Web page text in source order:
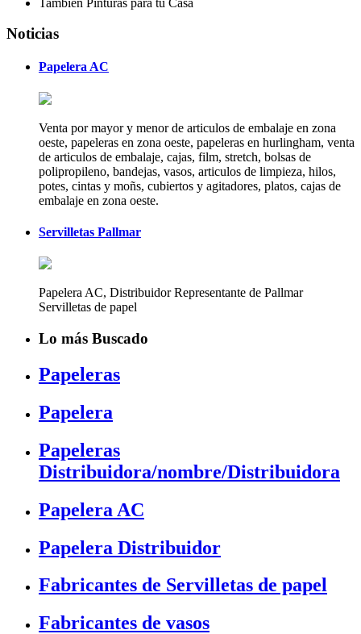
Noticias
Papelera AC
Venta por mayor y menor de articulos de embalaje en zona
oeste, papeleras en zona oeste, papeleras en hurlingham, venta
de articulos de embalaje, cajas, film, stretch, bolsas de
polipropileno, bandejas, vasos, articulos de limpieza, hilos,
potes, cintas y moñs, cubiertos y agitadores, platos, cajas de
embalaje en zona oeste.
Servilletas Pallmar
Papelera AC, Distribuidor Representante de Pallmar
Servilletas de papel
Lo más Buscado
Papeleras
Papelera
Papeleras
Distribuidora/nombre/Distribuidora
Papelera AC
Papelera Distribuidor
Fabricantes de Servilletas de papel
Fabricantes de vasos